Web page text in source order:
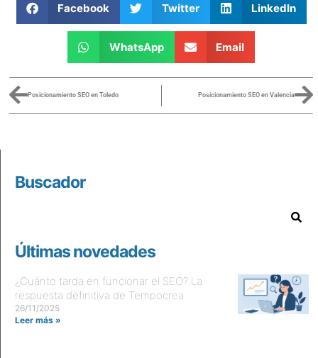
Facebook Twitter LinkedIn
WhatsApp Email
Posicionamiento SEO en Toledo Posicionamiento SEO en Valencia
Buscador
Últimas novedades
¿Cuánto tarda en funcionar el SEO? La
respuesta definitiva de Tempocrea
26/11/2025
Leer más »